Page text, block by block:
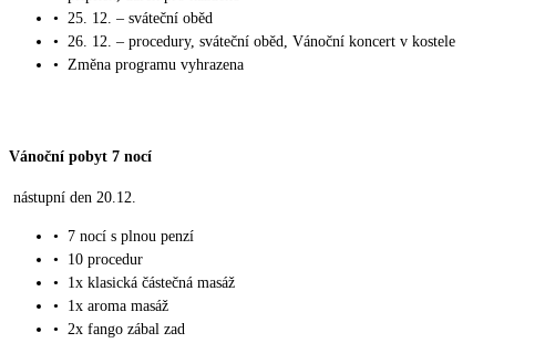
• 25. 12. – sváteční oběd
• 26. 12. – procedury, sváteční oběd, Vánoční koncert v kostele
• Změna programu vyhrazena
Vánoční pobyt 7 nocí
nástupní den 20.12.
•
7 nocí s plnou penzí
•
10 procedur
•
1x klasická částečná masáž
•
1x aroma masáž
• 2x fango zábal zad